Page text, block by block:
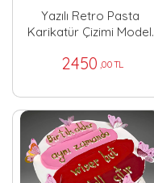
Yazılı Retro Pasta
Karikatür Çizimi Model.
2450 ,00 TL